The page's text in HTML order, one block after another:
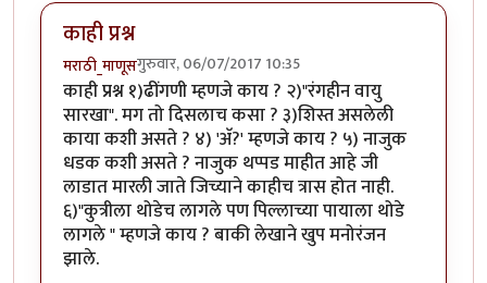
काही प्रश्न
मराठी_माणूसगुरुवार, 06/07/2017 10:35
काही प्रश्न १)ढींगणी म्हणजे काय ? २)"रंगहीन वायु
सारखा". मग तो दिसलाच कसा ? ३)शिस्त असलेली
काया कशी असते ? ४) 'अ‍ॅ?' म्हणजे काय ? ५) नाजुक
धडक कशी असते ? नाजुक थप्पड माहीत आहे जी
लाडात मारली जाते जिच्याने काहीच त्रास होत नाही.
६)"कुत्रीला थोडेच लागले पण पिल्लाच्या पायाला थोडे
लागले " म्हणजे काय ? बाकी लेखाने खुप मनोरंजन
झाले.